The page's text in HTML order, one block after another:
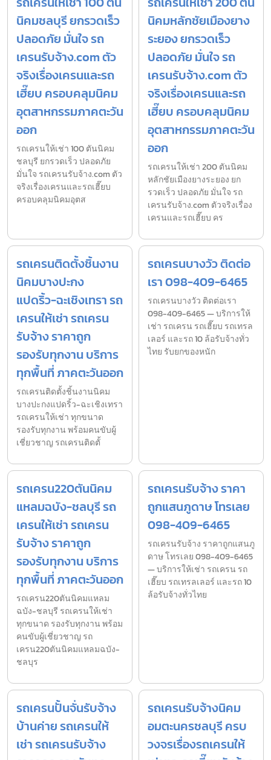
นิคมชลบุรี ยกรวดเร็ว
ปลอดภัย มั่นใจ รถ
เครนรับจ้าง.com ตัว
จริงเรื่องเครนและรถ
เฮี๊ยบ ครอบคลุมนิคม
อุตสาหกรรมภาคตะวัน
ออก
รถเครนให้เช่า 100 ตันนิคม
ชลบุรี ยกรวดเร็ว ปลอดภัย
มั่นใจ รถเครนรับจ้าง.com ตัว
จริงเรื่องเครนและรถเฮี๊ยบ
ครอบคลุมนิคมอุตส
นิคมหลักชัยเมืองยาง
ระยอง ยกรวดเร็ว
ปลอดภัย มั่นใจ รถ
เครนรับจ้าง.com ตัว
จริงเรื่องเครนและรถ
เฮี๊ยบ ครอบคลุมนิคม
อุตสาหกรรมภาคตะวัน
ออก
รถเครนให้เช่า 200 ตันนิคม
หลักชัยเมืองยางระยอง ยก
รวดเร็ว ปลอดภัย มั่นใจ รถ
เครนรับจ้าง.com ตัวจริงเรื่อง
เครนและรถเฮี๊ยบ คร
รถเครนติดตั้งชิ้นงาน
นิคมบางปะกง
แปดริ้ว-ฉะเชิงเทรา รถ
เครนให้เช่า รถเครน
รับจ้าง ราคาถูก
รองรับทุกงาน บริการ
ทุกพื้นที่ ภาคตะวันออก
รถเครนติดตั้งชิ้นงานนิคม
บางปะกงแปดริ้ว-ฉะเชิงเทรา
รถเครนให้เช่า ทุกขนาด
รองรับทุกงาน พร้อมคนขับผู้
เชี่ยวชาญ รถเครนติดตั้
รถเครนบางวัว ติดต่อ
เรา 098-409-6465
รถเครนบางวัว ติดต่อเรา
098-409-6465 — บริการให้
เช่า รถเครน รถเฮี๊ยบ รถเทรล
เลอร์ และรถ 10 ล้อรับจ้างทั่ว
ไทย รับยกของหนัก
รถเครน220ตันนิคม
แหลมฉบัง-ชลบุรี รถ
เครนให้เช่า รถเครน
รับจ้าง ราคาถูก
รองรับทุกงาน บริการ
ทุกพื้นที่ ภาคตะวันออก
รถเครน220ตันนิคมแหลม
ฉบัง-ชลบุรี รถเครนให้เช่า
ทุกขนาด รองรับทุกงาน พร้อม
คนขับผู้เชี่ยวชาญ รถ
เครน220ตันนิคมแหลมฉบัง-
ชลบุร
รถเครนรับจ้าง ราคา
ถูกแสนภูดาษ โทรเลย
098-409-6465
รถเครนรับจ้าง ราคาถูกแสนภู
ดาษ โทรเลย 098-409-6465
— บริการให้เช่า รถเครน รถ
เฮี๊ยบ รถเทรลเลอร์ และรถ 10
ล้อรับจ้างทั่วไทย
รถเครนปั้นจั่นรับจ้าง
บ้านค่าย รถเครนให้
เช่า รถเครนรับจ้าง
รถเครนรับจ้างนิคม
อมตะนครชลบุรี ครบ
วงจรเรื่องรถเครนให้